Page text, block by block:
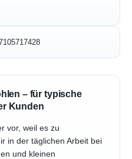
– für typische
Kunden
vor, weil es zu
in der täglichen Arbeit bei
und kleinen